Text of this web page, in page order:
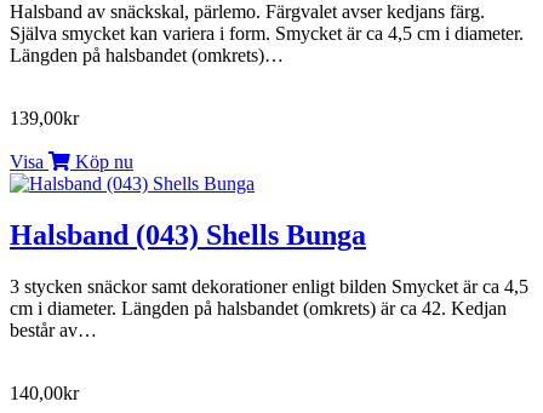
Halsband av snäckskal, pärlemo. Färgvalet avser kedjans färg.
Själva smycket kan variera i form. Smycket är ca 4,5 cm i diameter.
Längden på halsbandet (omkrets)…
139,00kr
Visa Köp nu
Halsband (043) Shells Bunga
3 stycken snäckor samt dekorationer enligt bilden Smycket är ca 4,5
cm i diameter. Längden på halsbandet (omkrets) är ca 42. Kedjan
består av…
140,00kr